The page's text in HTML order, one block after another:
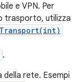
e VPN. Per
trasporto, utilizza
.
della rete. Esempi